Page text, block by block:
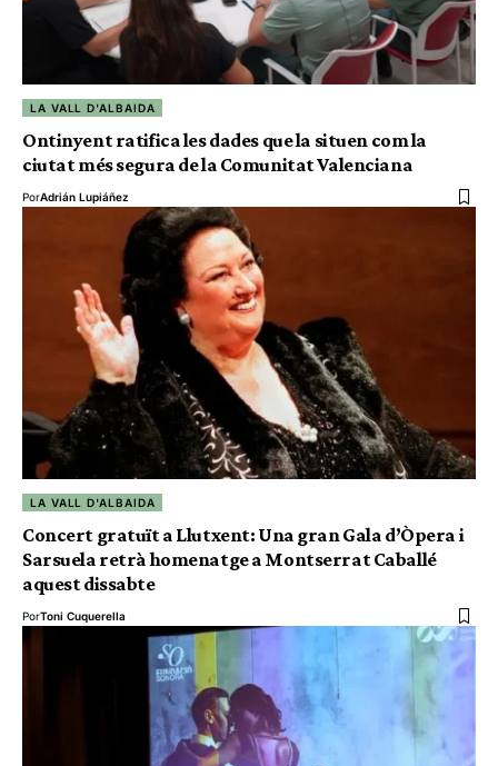
LA VALL D'ALBAIDA
Ontinyent ratifica les dades que la situen com la
ciutat més segura de la Comunitat Valenciana
PorAdrián Lupiáñez
LA VALL D'ALBAIDA
Concert gratuït a Llutxent: Una gran Gala d’Òpera i
Sarsuela retrà homenatge a Montserrat Caballé
aquest dissabte
PorToni Cuquerella